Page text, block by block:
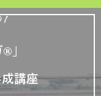
」
講座